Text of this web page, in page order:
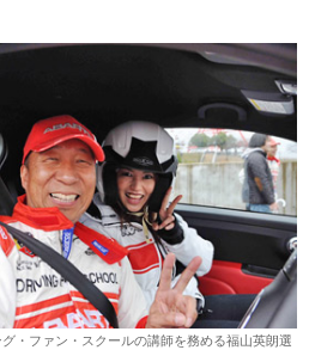
・ファン・スクールの講師を務める福山英朗選